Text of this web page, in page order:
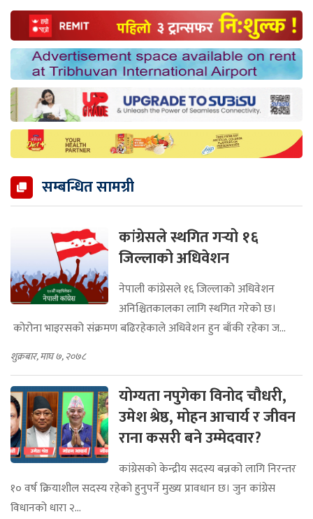
सम्बन्धित सामग्री
कांग्रेसले स्थगित गर्‍यो १६
जिल्लाको अधिवेशन
नेपाली कांग्रेसले १६ जिल्लाको अधिवेशन
अनिश्चितकालका लागि स्थगित गरेको छ।
कोरोना भाइरसको संक्रमण बढिरहेकाले अधिवेशन हुन बाँकी रहेका ज...
शुक्रबार, माघ ७, २०७८
योग्यता नपुगेका विनोद चौधरी,
उमेश श्रेष्ठ, मोहन आचार्य र जीवन
राना कसरी बने उम्मेदवार?
कांग्रेसको केन्द्रीय सदस्य बन्नको लागि निरन्तर
१० वर्ष क्रियाशील सदस्य रहेको हुनुपर्ने मुख्य प्रावधान छ। जुन कांग्रेस
विधानको धारा २...